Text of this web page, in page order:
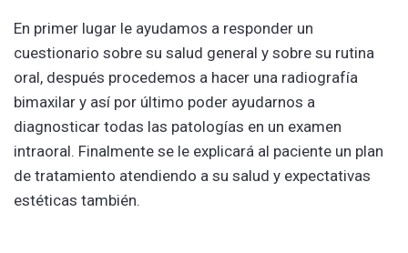
En primer lugar le ayudamos a responder un
cuestionario sobre su salud general y sobre su rutina
oral, después procedemos a hacer una radiografía
bimaxilar y así por último poder ayudarnos a
diagnosticar todas las patologías en un examen
intraoral. Finalmente se le explicará al paciente un plan
de tratamiento atendiendo a su salud y expectativas
estéticas también.